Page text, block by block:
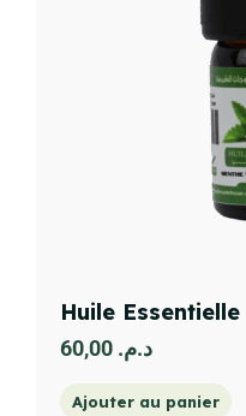
Huile
د.م.
Ajouter au panier